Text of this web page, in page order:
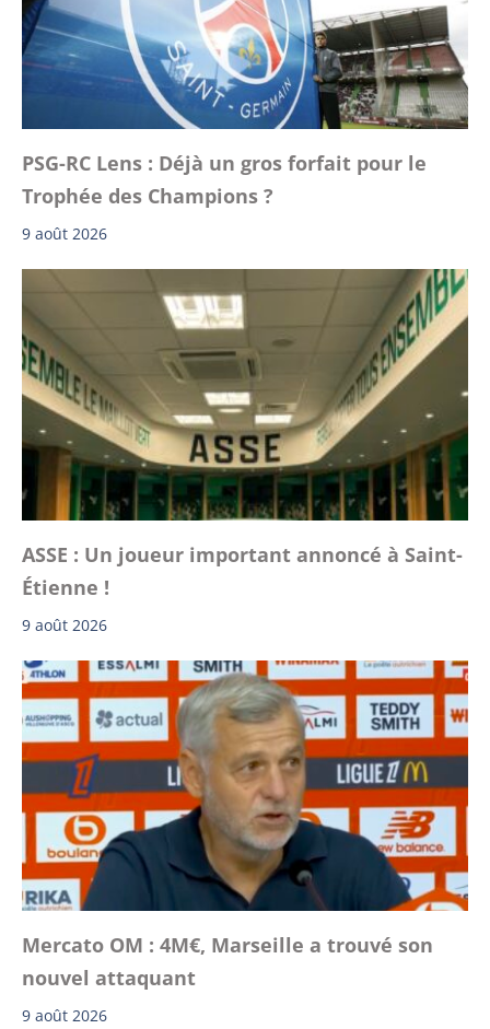
PSG-RC Lens : Déjà un gros forfait pour le
Trophée des Champions ?
9 août 2026
ASSE : Un joueur important annoncé à Saint-
Étienne !
9 août 2026
Mercato OM : 4M€, Marseille a trouvé son
nouvel attaquant
9 août 2026